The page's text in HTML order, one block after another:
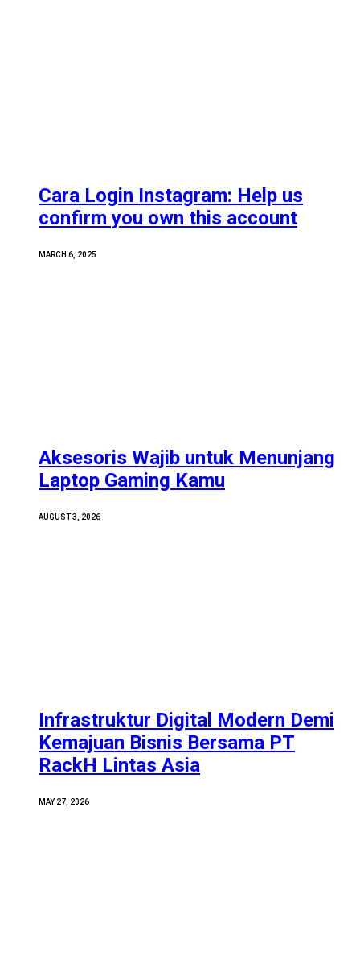
Cara Login Instagram: Help us
confirm you own this account
MARCH 6, 2025
Aksesoris Wajib untuk Menunjang
Laptop Gaming Kamu
AUGUST 3, 2026
Infrastruktur Digital Modern Demi
Kemajuan Bisnis Bersama PT
RackH Lintas Asia
MAY 27, 2026